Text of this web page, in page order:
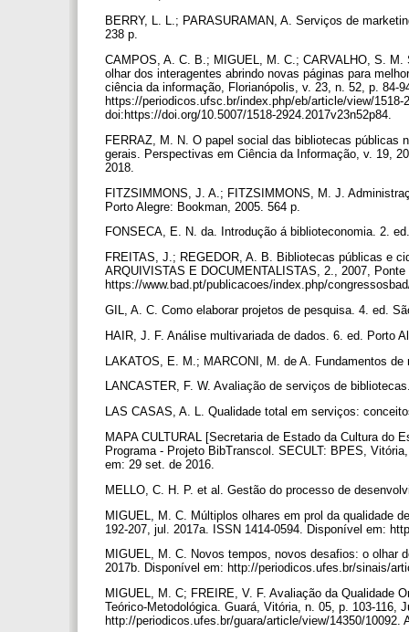
BERRY, L. L.; PARASURAMAN, A. Serviços de
238 p.
CAMPOS, A. C. B.; MIGUEL, M. C.; CARVALHO, S.
olhar dos interagentes abrindo novas páginas para
ciência da informação, Florianópolis, v. 23, n. 52, p. 84-
https://periodicos.ufsc.br/index.php/eb/article/view/
doi:https://doi.org/10.5007/1518-2924.2017v23n52p84.
FERRAZ, M. N. O papel social das bibliotecas públicas
gerais. Perspectivas em Ciência da Informação, v. 19,
2018.
FITZSIMMONS, J. A.; FITZSIMMONS, M. J.
Porto Alegre: Bookman, 2005. 564 p.
FONSECA, E. N. da. Introdução á biblioteconomia. 2.
FREITAS, J.; REGEDOR, A. B. Bibliotecas públicas e
ARQUIVISTAS E DOCUMENTALISTAS, 2., 2007,
https://www.bad.pt/publicacoes/index.php/
GIL, A. C. Como elaborar projetos de pesquisa. 4. ed.
HAIR, J. F. Análise multivariada de dados. 6. ed. Porto
LAKATOS, E. M.; MARCONI, M. de A. Fundamentos
LANCASTER, F. W. Avaliação de serviços de
LAS CASAS, A. L. Qualidade total em serviços:
MAPA CULTURAL [Secretaria de Estado da Cultura do
Programa - Projeto BibTranscol. SECULT: BPES,
em: 29 set. de 2016.
MELLO, C. H. P. et al. Gestão do processo de
MIGUEL, M. C. Múltiplos olhares em prol da qualidade
192-207, jul. 2017a. ISSN 1414-0594. Disponível em:
MIGUEL, M. C. Novos tempos, novos desafios: o olhar
2017b. Disponível em: http://periodicos.ufes.br/sinais/
MIGUEL, M. C; FREIRE, V. F. Avaliação da Qualidade
Teórico-Metodológica. Guará, Vitória, n. 05, p. 103-116,
http://periodicos.ufes.br/guara/article/view/14350/